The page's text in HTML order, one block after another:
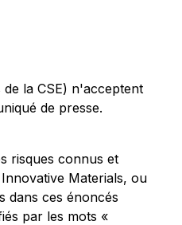
la CSE) n'acceptent
de presse.
risques connus et
Materials, ou
dans ces énoncés
par les mots «